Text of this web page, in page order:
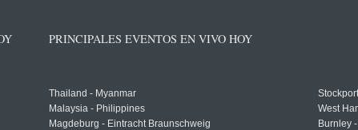
PRINCIPALES EVENTOS EN VIVO HOY
Thailand - Myanmar
Malaysia - Philippines
Magdeburg - Eintracht Braunschweig
West
Burnley